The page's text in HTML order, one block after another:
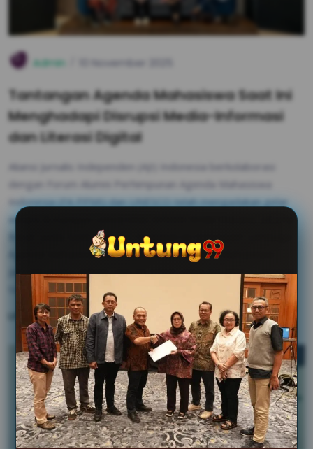
Admin 10 November 2025
Tantangan Agenda Mahasiswa Saat Ini
Menghadapi Disrupsi Media-Informasi
dan Literasi Digital
Aliansi Jurnalis Independen (AJI) Indonesia berkolaborasi
dengan Forum Alumni Perhimpunan Agenda Mahasiswa
Indonesia (FA PPMI) dan UNESCO telah mengadakan gelar
wicara di Kampus Universitas Kristen Krida Wacana, Jakarta
Barat, pada Senin (10/11). Kegiatan ini menggaet Lembaga
Agenda Mahasiswa UKRIDA, Forum Agenda Mahasiswa
Jabodetabeka (FPMJ), dan FA PPMI untuk berdiskusi dengan
tajuk “Tantangan Agenda Mahasiswa Saat Ini”.
Lihat Selengkapnya
gugatan rp200 miliar